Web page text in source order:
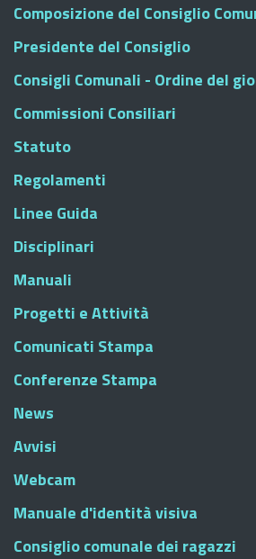
Composizione del Consiglio
Presidente del Consiglio
Consigli Comunali - Ordine del
Commissioni Consiliari
Statuto
Regolamenti
Linee Guida
Disciplinari
Manuali
Progetti e Attività
Comunicati Stampa
Conferenze Stampa
News
Avvisi
Webcam
Manuale d'identità visiva
Consiglio comunale dei ragazzi